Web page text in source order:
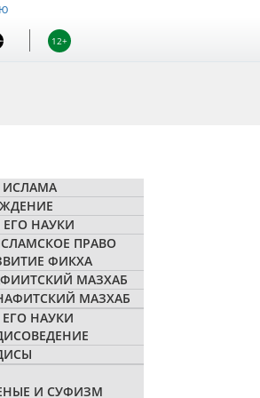
12+
НАУКИ
ПРАВО
ФИКХА
МАЗХАБ
МАЗХАБ
НАУКИ
И СУФИЗМ